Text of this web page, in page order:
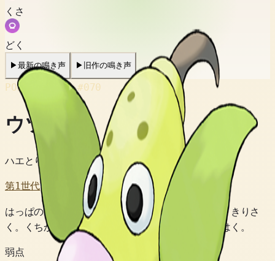
くさ
どく
▶最新の鳴き声 ▶ 旧作の鳴き声
POKÉDEX No.#070
ウツドン
ハエとりポケモン
第1世代
はっぱの ぶぶんは カッターになって あいてを きりさ
く。くちからは なんでも とかす えきたいを はく。
弱点